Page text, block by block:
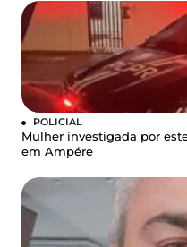
POLICIAL
Mulher investigada por
em Ampére